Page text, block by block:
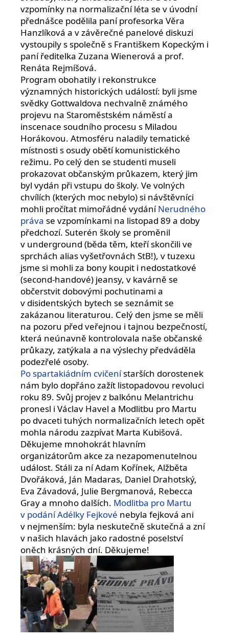
vzpomínky na normalizační léta se v úvodní
přednášce podělila paní profesorka Věra
Hanzlíková a v závěrečné panelové diskuzi
vystoupily s společně s Františkem Kopeckým i
paní ředitelka Zuzana Wienerová a prof.
Renáta Rejmíšová.
Program obohatily i rekonstrukce
významných historických událostí: byli jsme
svědky Gottwaldova nechvalně známého
projevu na Staroměstském náměstí a
inscenace soudního procesu s Miladou
Horákovou. Atmosféru naladily tematické
místnosti s osudy obětí komunistického
režimu. Po celý den se studenti museli
prokazovat občanským průkazem, který jim
byl vydán při vstupu do školy. Ve volných
chvílích (kterých moc nebylo) si návštěvníci
mohli pročítat mimořádné vydáníNerudného
práva se vzpomínkami na listopad 89 a doby
předchozí. Suterén školy se proměnil
v underground (běda těm, kteří skončili ve
sprchách alias vyšetřovnách StB!), v tuzexu
jsme si mohli za bony koupit i nedostatkové
(second-handové) jeansy, v kavárně se
občerstvit dobovými pochutinami a
v disidentských bytech se seznámit se
zakázanou literaturou. Celý den jsme se měli
na pozoru před veřejnou i tajnou bezpečností,
která neúnavně kontrolovala naše občanské
průkazy, zatýkala a na výslechy předváděla
podezřelé osoby.
Po spartakiádním cvičenístarších dorostenek
nám bylo dopřáno zažít listopadovou revoluci
roku 89. Svůj projev z balkónu Melantrichu
pronesl i Václav Havel a Modlitbu pro Martu
po dvaceti tuhých normalizačních letech opět
mohla národu zazpívat Marta Kubišová.
Děkujeme mnohokrát hlavním
organizátorům akce za nezapomenutelnou
událost. Stáli za ní Adam Kořínek, Alžběta
Dvořáková, Ján Madaras, Daniel Drahotský,
Eva Závadová, Julie Bergmanová, Rebecca
Gray a mnoho dalších. Modlitba pro Martu
v podání Adélky Fejkové nebyla fejková ani
v nejmenším: byla neskutečně skutečná a zní
v našich hlavách jako radostné poselství
oněch krásných dní. Děkujeme!